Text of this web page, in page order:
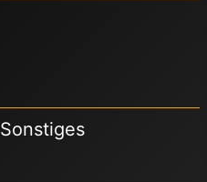
Sonstiges